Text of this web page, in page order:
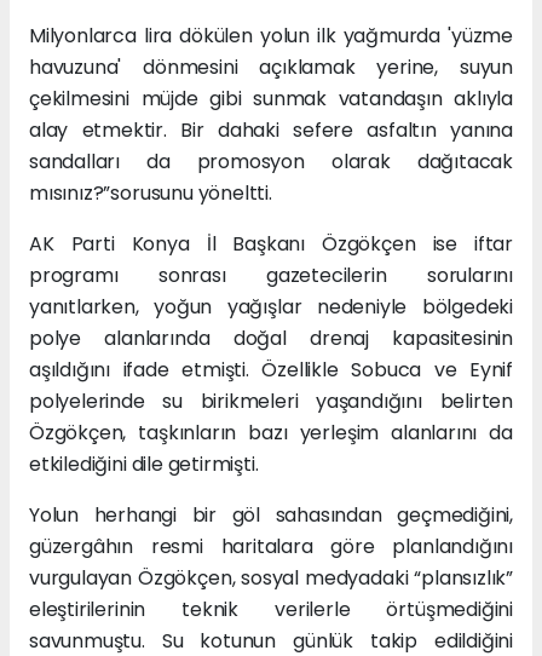
Milyonlarca lira dökülen yolun ilk yağmurda 'yüzme
havuzuna' dönmesini açıklamak yerine, suyun
çekilmesini müjde gibi sunmak vatandaşın aklıyla
alay etmektir. Bir dahaki sefere asfaltın yanına
sandalları da promosyon olarak dağıtacak
mısınız?”sorusunu yöneltti.
AK Parti Konya İl Başkanı Özgökçen ise iftar
programı sonrası gazetecilerin sorularını
yanıtlarken, yoğun yağışlar nedeniyle bölgedeki
polye alanlarında doğal drenaj kapasitesinin
aşıldığını ifade etmişti. Özellikle Sobuca ve Eynif
polyelerinde su birikmeleri yaşandığını belirten
Özgökçen, taşkınların bazı yerleşim alanlarını da
etkilediğini dile getirmişti.
Yolun herhangi bir göl sahasından geçmediğini,
güzergâhın resmi haritalara göre planlandığını
vurgulayan Özgökçen, sosyal medyadaki “plansızlık”
eleştirilerinin teknik verilerle örtüşmediğini
savunmuştu. Su kotunun günlük takip edildiğini